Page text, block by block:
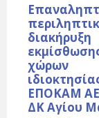
διακήρυξη
χώρων
ΕΠΟΚΑΜ
ΔΚ Αγίου